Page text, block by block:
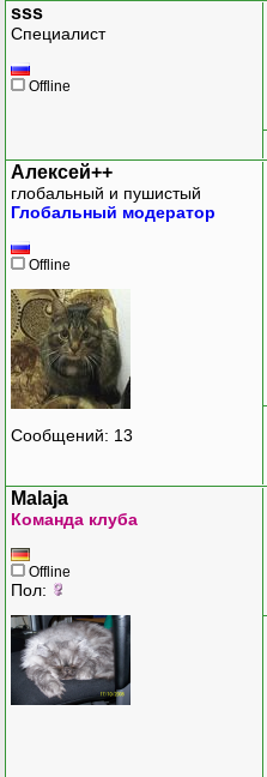
sss
Специалист
Offline
Алексей++
глобальный и пушистый
Глобальный модератор
Offline
Сообщений: 13
Malaja
Команда клуба
Offline
Пол: